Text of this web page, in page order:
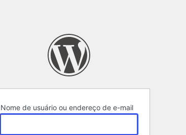
Nome de usuário ou endereço de e-mail